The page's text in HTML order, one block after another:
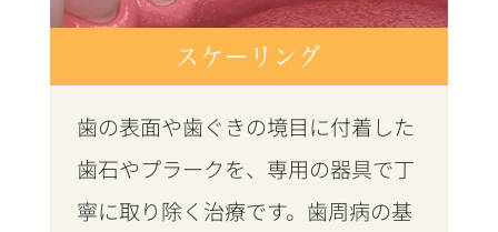
スケーリング
歯の表面や歯ぐきの境目に付着した
歯石やプラークを、専用の器具で丁
寧に取り除く治療です。歯周病の基